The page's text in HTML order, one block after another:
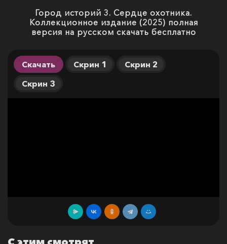
Город историй 3. Сердце охотника.
Коллекционное издание (2025) полная
версия на русском скачать бесплатно
Скачать Скрин 1
Скрин 2
Скрин 3